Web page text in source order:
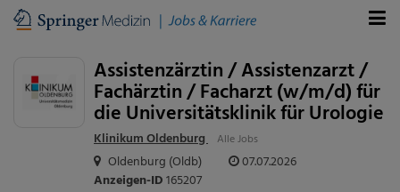
Assistenzärztin / Assistenzarzt /
Fachärztin / Facharzt (w/m/d) für
die Universitätsklinik für Urologie
Klinikum Oldenburg Alle Jobs
Oldenburg (Oldb)
07.07.2026
Anzeigen-ID165207